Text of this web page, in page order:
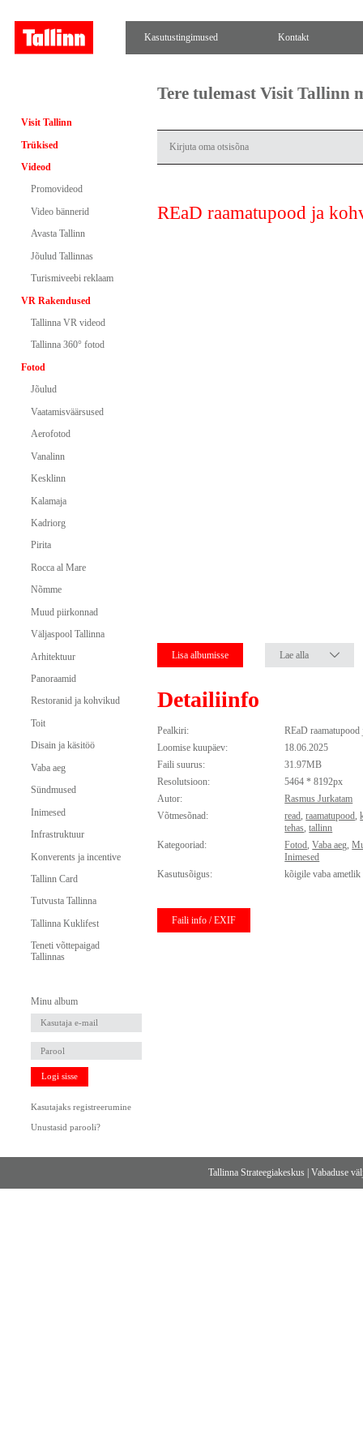
Kasutustingimused Kontakt
Visit Tallinn
Trükised
Videod
Promovideod
Video bännerid
Avasta Tallinn
Jõulud Tallinnas
Turismiveebi reklaam
VR Rakendused
Tallinna VR videod
Tallinna 360° fotod
Fotod
Jõulud
Vaatamisväärsused
Aerofotod
Vanalinn
Kesklinn
Kalamaja
Kadriorg
Pirita
Rocca al Mare
Nõmme
Muud piirkonnad
Väljaspool Tallinna
Arhitektuur
Panoraamid
Restoranid ja kohvikud
Toit
Disain ja käsitöö
Vaba aeg
Sündmused
Inimesed
Infrastruktuur
Konverents ja incentive
Tallinn Card
Tutvusta Tallinna
Tallinna Kuklifest
Teneti võttepaigad
Tallinnas
Minu album
Logi sisse
Kasutajaks registreerumine
Unustasid parooli?
Tere tulemast Visit Tallinn
REaD raamatupood ja
Lisa albumisse Lae alla
Detailiinfo
Pealkiri:
REaD
Loomise kuupäev:
18.06.2025
Faili suurus:
31.97MB
Resolutsioon:
5464 * 8192px
Autor:
Rasmus Jurkatam
Võtmesõnad:
read,raamatupood,
tehas,tallinn
Kategooriad:
Fotod,Vaba aeg,
Inimesed
Kasutusõigus:
kõigile vaba
Faili info / EXIF
Tallinna Strateegiakeskus |Vabaduse